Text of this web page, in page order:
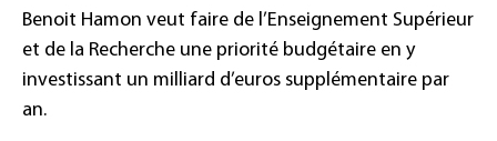
Benoit Hamon veut faire de l’Enseignement Supérieur
et de la Recherche une priorité budgétaire en y
investissant un milliard d’euros supplémentaire par
an.